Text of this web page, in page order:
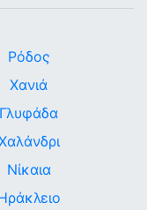
Ρόδος
Χανιά
Γλυφάδα
Νίκαια